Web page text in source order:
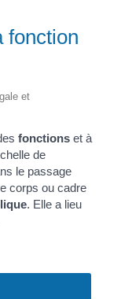
fonction
et
fonctions et à
de
le passage
corps ou cadre
. Elle a lieu